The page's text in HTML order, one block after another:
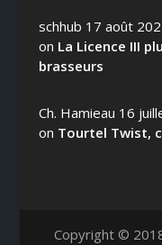
schhub 17 août
on La Licence III
brasseurs
Ch. Hamieau 16
on Tourtel Twist,
Copyright ©